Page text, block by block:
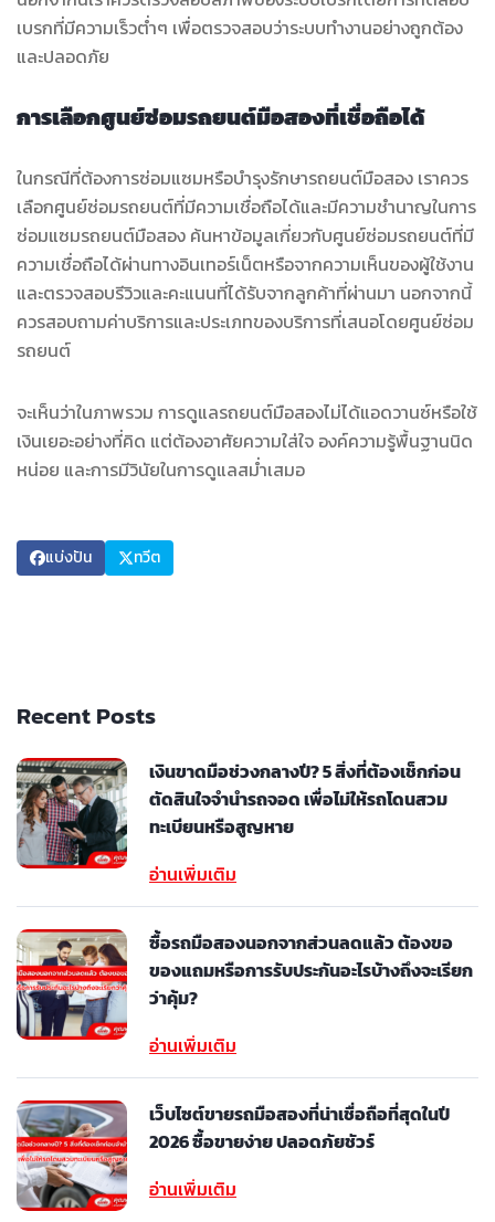
เบรกที่มีความเร็วต่ำๆ เพื่อตรวจสอบว่าระบบทำงานอย่างถูกต้อง
และปลอดภัย
การเลือกศูนย์ซ่อมรถยนต์มือสองที่เชื่อถือได้
ในกรณีที่ต้องการซ่อมแซมหรือบำรุงรักษารถยนต์มือสอง เราควร
เลือกศูนย์ซ่อมรถยนต์ที่มีความเชื่อถือได้และมีความชำนาญในการ
ซ่อมแซมรถยนต์มือสอง ค้นหาข้อมูลเกี่ยวกับศูนย์ซ่อมรถยนต์ที่มี
ความเชื่อถือได้ผ่านทางอินเทอร์เน็ตหรือจากความเห็นของผู้ใช้งาน
และตรวจสอบรีวิวและคะแนนที่ได้รับจากลูกค้าที่ผ่านมา นอกจากนี้
ควรสอบถามค่าบริการและประเภทของบริการที่เสนอโดยศูนย์ซ่อม
รถยนต์
จะเห็นว่าในภาพรวม การดูแลรถยนต์มือสองไม่ได้แอดวานซ์หรือใช้
เงินเยอะอย่างที่คิด แต่ต้องอาศัยความใส่ใจ องค์ความรู้พื้นฐานนิด
หน่อย และการมีวินัยในการดูแลสม่ำเสมอ
แบ่งปัน ทวีต
Recent Posts
เงินขาดมือช่วงกลางปี? 5 สิ่งที่ต้องเช็กก่อน
ตัดสินใจจำนำรถจอด เพื่อไม่ให้รถโดนสวม
ทะเบียนหรือสูญหาย
อ่านเพิ่มเติม
ซื้อรถมือสองนอกจากส่วนลดแล้ว ต้องขอ
ของแถมหรือการรับประกันอะไรบ้างถึงจะเรียก
ว่าคุ้ม?
อ่านเพิ่มเติม
เว็บไซต์ขายรถมือสองที่น่าเชื่อถือที่สุดในปี
2026 ซื้อขายง่าย ปลอดภัยชัวร์
อ่านเพิ่มเติม